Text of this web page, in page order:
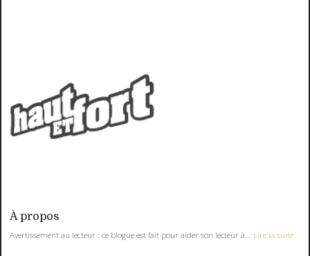
À propos
Avertissement au lecteur : ce blogue est fait pour aider son lecteur à... Lire la suite